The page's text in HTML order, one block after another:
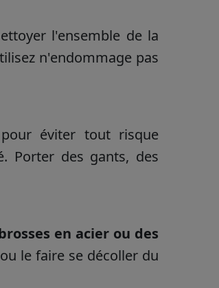
l'ensemble de la
n'endommage pas
pour éviter tout risque
Porter des gants, des
en acier ou des
le faire se décoller du